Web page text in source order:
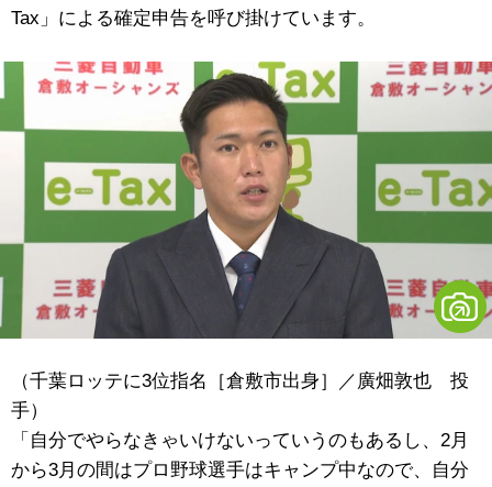
Tax」による確定申告を呼び掛けています。
（千葉ロッテに3位指名［倉敷市出身］／廣畑敦也 投
手）
「自分でやらなきゃいけないっていうのもあるし、2月
から3月の間はプロ野球選手はキャンプ中なので、自分